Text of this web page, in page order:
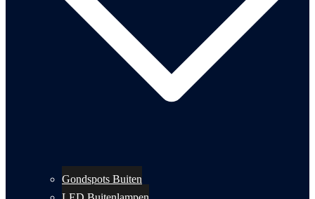
Gondspots Buiten